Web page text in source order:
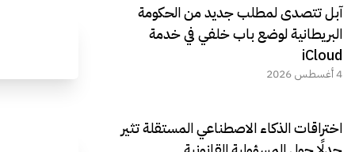
آبل تتصدى لمطلب جديد من الحكومة
البريطانية لوضع باب خلفي في خدمة
iCloud
4 أغسطس 2026
اختراقات الذكاء الاصطناعي المستقلة تثير